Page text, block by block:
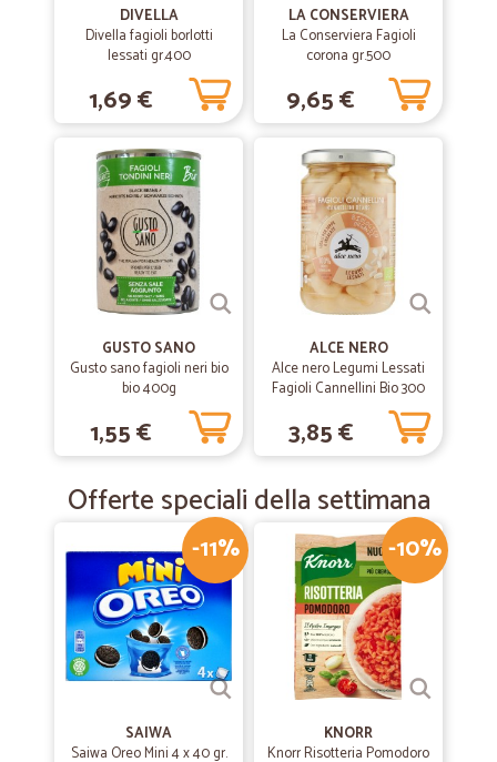
DIVELLA
Divella fagioli borlotti
lessati gr.400
1,69 €
LA CONSERVIERA
La Conserviera Fagioli
corona gr.500
9,65 €
GUSTO SANO
Gusto sano fagioli neri bio
bio 400g
1,55 €
ALCE NERO
Alce nero Legumi Lessati
Fagioli Cannellini Bio 300
3,85 €
Offerte speciali della settimana
-11%
SAIWA
Saiwa Oreo Mini 4 x 40 gr.
-10%
KNORR
Knorr Risotteria Pomodoro